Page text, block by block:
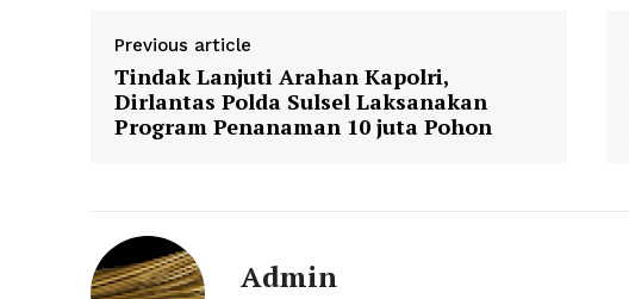
Previous article
Tindak Lanjuti Arahan Kapolri,
Dirlantas Polda Sulsel Laksanakan
Program Penanaman 10 juta Pohon
Admin